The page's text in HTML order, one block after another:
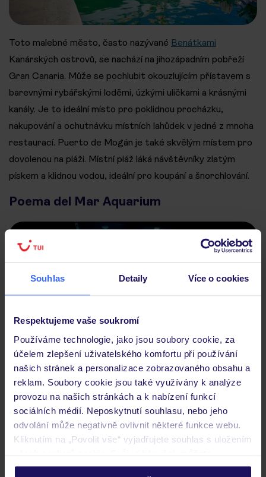
Souhlas Detaily Více o cookies
Respektujeme vaše soukromí
Používáme technologie, jako jsou soubory cookie, za
účelem zlepšení uživatelského komfortu při používání
našich stránek a personalizace zobrazovaného obsahu a
reklam. Soubory cookie jsou také využívány k analýze
provozu na našich stránkách a k nabízení funkcí
sociálních médií. Neposkytnutí souhlasu, nebo jeho
odvolání může negativně ovlivnit některé funkce webu.
Kliknutím na „Povolit vše“ vyjadřujete souhlas s uložením
všech souborů cookie. Svůj výběr však můžete
personalizovat v sekci „Personalizace“.
Toto malebné město, často nazývané Benátkami
Kanárských ostrovů, se nachází na jihozápadním pobřeží
Gran Canaria. Může se pochlubit okouzlujícím přístavem s
barevnými rybářskými loděmi, úzkými uličkami a krásnými
kanály. Je to ideální místo pro poklidnou procházku,
nakupování a ochutnávku místních lahůdek v jedné z mnoha
restaurací. Puerto de Mogán je také skvělým místem pro
dovolenou na pláži. Místní pláž láká návštěvníky zlatým
pískem a klidnou vodou, ideální pro koupání a šnorchlování.
Poema del Mar Aquarium
Toto moderní akvárium v ​​Las Palmas de Gran Canaria
(hlavním městě ostrova) potěší děti i dospělé. Akvárium
ukrývá širokou škálu mořských druhů, včetně žraloků,
rejnoků a exotických ryb. Je to skvělé místo k